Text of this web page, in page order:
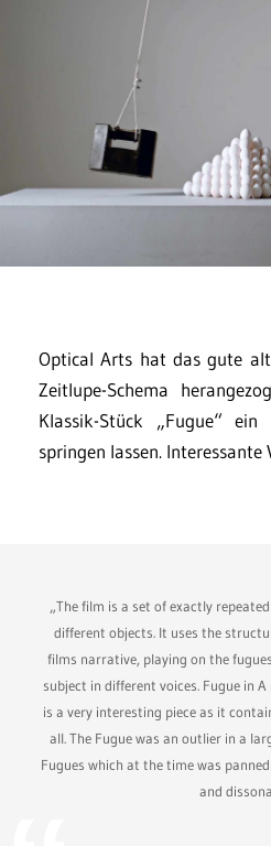
Optical Arts hat das gute
Zeitlupe-Schema
Klassik-Stück „Fugue“
springen lassen. Interessante
„The film is a set of exactly
different objects. It uses the
films narrative, playing on the
subject in different voices. Fugue in
is a very interesting piece as it
all. The Fugue was an outlier in a
Fugues which at the time was
and